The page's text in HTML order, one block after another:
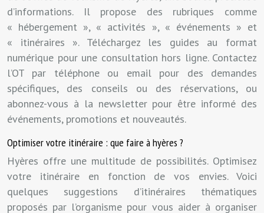
d’informations. Il propose des rubriques comme
« hébergement », « activités », « événements » et
« itinéraires ». Téléchargez les guides au format
numérique pour une consultation hors ligne. Contactez
l’OT par téléphone ou email pour des demandes
spécifiques, des conseils ou des réservations, ou
abonnez-vous à la newsletter pour être informé des
événements, promotions et nouveautés.
Optimiser votre itinéraire : que faire à hyères ?
Hyères offre une multitude de possibilités. Optimisez
votre itinéraire en fonction de vos envies. Voici
quelques suggestions d’itinéraires thématiques
proposés par l’organisme pour vous aider à organiser